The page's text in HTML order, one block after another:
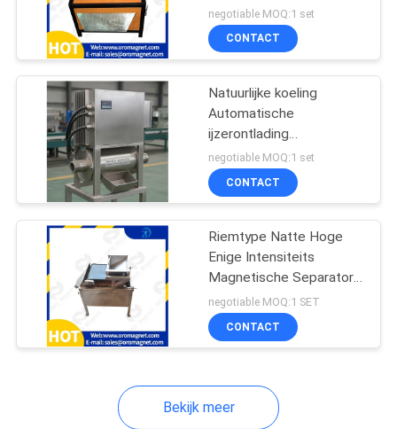
Magnetische voor
Geactiveerde Koolstof
negotiable MOQ:1 set
CONTACT
Natuurlijke koeling
Automatische
ijzerontlading
Permanente
magnetische scheider
Werkspanning 380V
ontworpen voor en
magnetische scheiding
negotiable MOQ:1 set
CONTACT
Riemtype Natte Hoge
Enige Intensiteits
Magnetische Separator -
Laag
negotiable MOQ:1 SET
CONTACT
Bekijk meer